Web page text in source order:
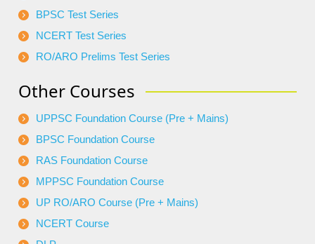
BPSC Test Series
NCERT Test Series
RO/ARO Prelims Test Series
Other Courses
UPPSC Foundation Course (Pre + Mains)
BPSC Foundation Course
RAS Foundation Course
MPPSC Foundation Course
UP RO/ARO Course (Pre + Mains)
NCERT Course